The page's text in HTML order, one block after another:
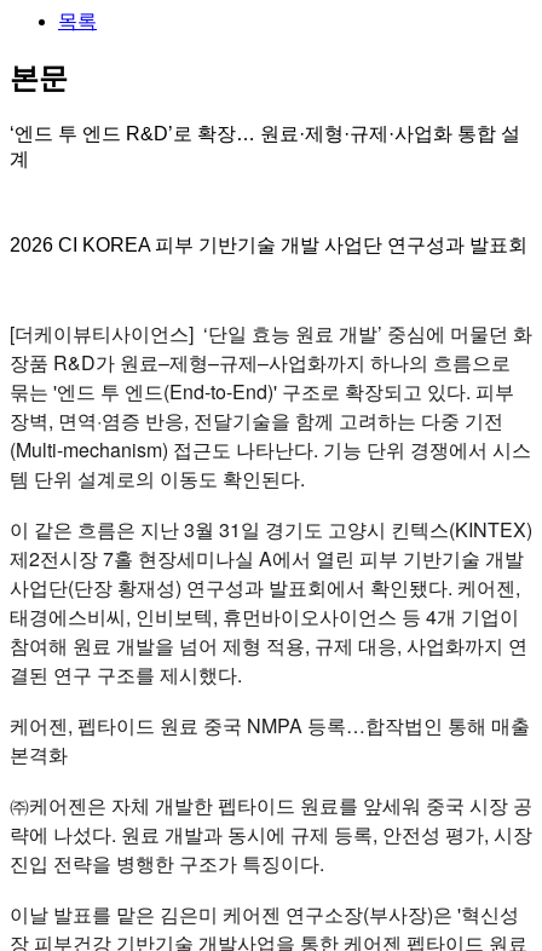
목록
본문
‘엔드 투 엔드 R&D’로 확장… 원료·제형·규제·사업화 통합 설
계
2026 CI KOREA 피부 기반기술 개발 사업단 연구성과 발표회
[더케이뷰티사이언스] ‘단일 효능 원료 개발’ 중심에 머물던 화
장품 R&D가 원료–제형–규제–사업화까지 하나의 흐름으로
묶는 '엔드 투 엔드(End-to-End)' 구조로 확장되고 있다. 피부
장벽, 면역·염증 반응, 전달기술을 함께 고려하는 다중 기전
(Multi-mechanism) 접근도 나타난다. 기능 단위 경쟁에서 시스
템 단위 설계로의 이동도 확인된다.
이 같은 흐름은 지난 3월 31일 경기도 고양시 킨텍스(KINTEX)
제2전시장 7홀 현장세미나실 A에서 열린 피부 기반기술 개발
사업단(단장 황재성) 연구성과 발표회에서 확인됐다. 케어젠,
태경에스비씨, 인비보텍, 휴먼바이오사이언스 등 4개 기업이
참여해 원료 개발을 넘어 제형 적용, 규제 대응, 사업화까지 연
결된 연구 구조를 제시했다.
케어젠, 펩타이드 원료 중국 NMPA 등록…합작법인 통해 매출
본격화
㈜케어젠은 자체 개발한 펩타이드 원료를 앞세워 중국 시장 공
략에 나섰다. 원료 개발과 동시에 규제 등록, 안전성 평가, 시장
진입 전략을 병행한 구조가 특징이다.
이날 발표를 맡은 김은미 케어젠 연구소장(부사장)은 '혁신성
장 피부건강 기반기술 개발사업을 통한 케어젠 펩타이드 원료